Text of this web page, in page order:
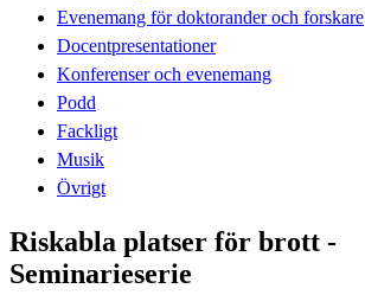
Evenemang för doktorander och forskare
Docentpresentationer
Konferenser och evenemang
Podd
Fackligt
Musik
Övrigt
Riskabla platser för brott -
Seminarieserie